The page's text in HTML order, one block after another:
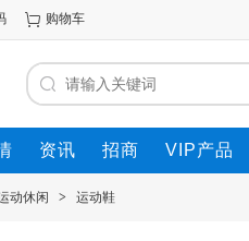
购物车
资讯 招商 VIP产品
动休闲 > 运动鞋